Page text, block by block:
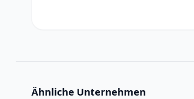
Ähnliche Unternehmen